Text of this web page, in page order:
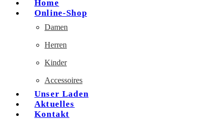
Home
Online-Shop
Damen
Herren
Kinder
Accessoires
Unser Laden
Aktuelles
Kontakt